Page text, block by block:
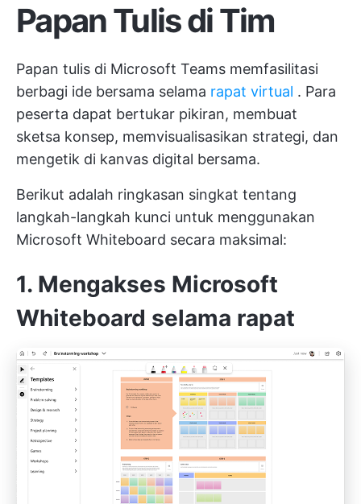
Papan Tulis di Tim
Papan tulis di Microsoft Teams memfasilitasi
berbagi ide bersama selama rapat virtual . Para
peserta dapat bertukar pikiran, membuat
sketsa konsep, memvisualisasikan strategi, dan
mengetik di kanvas digital bersama.
Berikut adalah ringkasan singkat tentang
langkah-langkah kunci untuk menggunakan
Microsoft Whiteboard secara maksimal:
1. Mengakses Microsoft
Whiteboard selama rapat